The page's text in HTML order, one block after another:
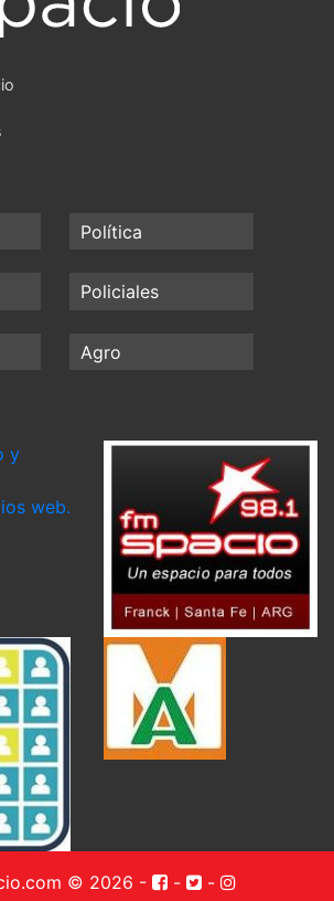
Política
Policiales
Agro
© 2026 - - -